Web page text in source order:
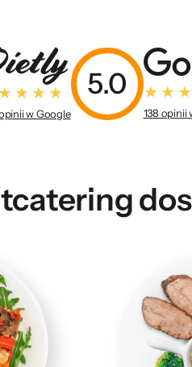
w Google
5.0
138 opinii